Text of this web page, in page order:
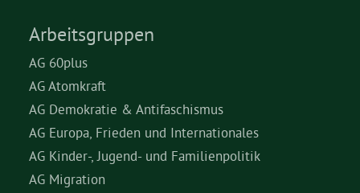
Arbeitsgruppen
AG 60plus
AG Atomkraft
AG Demokratie & Antifaschismus
AG Europa, Frieden und Internationales
AG Kinder-, Jugend- und Familienpolitik
AG Migration